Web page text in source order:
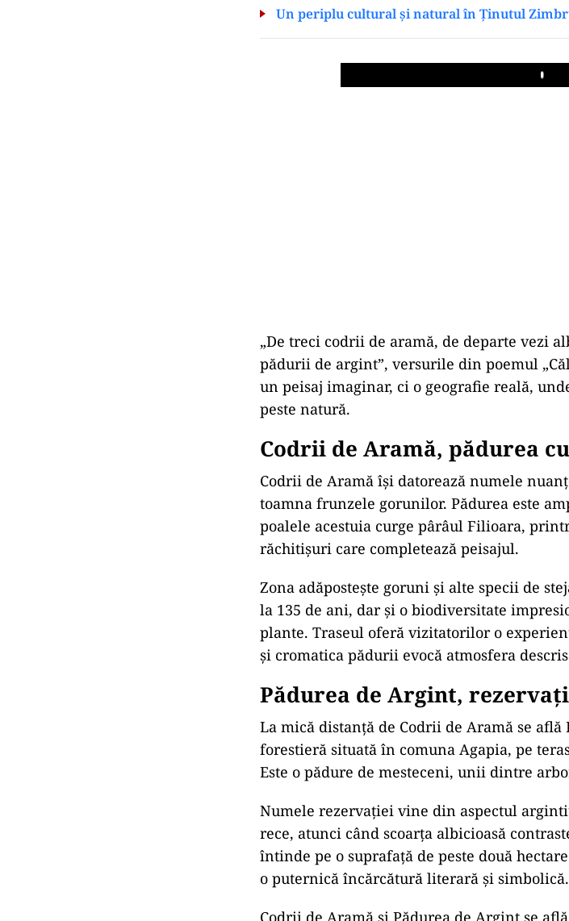
Un periplu cultural și natural în Ținutul
Play
„De treci codrii de aramă, de departe vezi
pădurii de argint”, versurile din poemul
un peisaj imaginar, ci o geografie reală,
peste natură.
Codrii de Aramă, pădurea
Codrii de Aramă își datorează numele
toamna frunzele gorunilor. Pădurea este
poalele acestuia curge pârâul Filioara,
răchitișuri care completează peisajul.
Zona adăpostește goruni și alte specii de
la 135 de ani, dar și o biodiversitate
plante. Traseul oferă vizitatorilor o
și cromatica pădurii evocă atmosfera
Pădurea de Argint,
La mică distanță de Codrii de Aramă se
forestieră situată în comuna Agapia, pe
Este o pădure de mesteceni, unii dintre
Numele rezervației vine din aspectul
rece, atunci când scoarța albicioasă
întinde pe o suprafață de peste două
o puternică încărcătură literară și simbolică.
Codrii de Aramă și Pădurea de Argint se